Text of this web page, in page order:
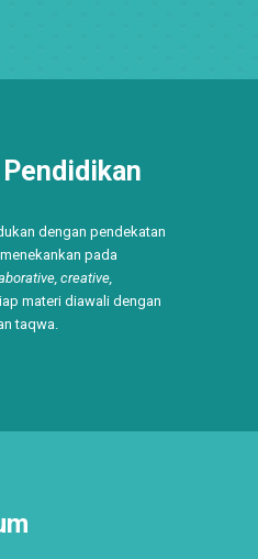
dengan pendekatan
pada
creative,
materi diawali dengan
taqwa.